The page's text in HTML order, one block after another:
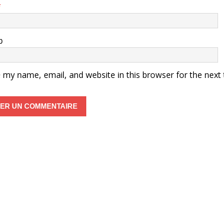
my name, email, and website in this browser for the